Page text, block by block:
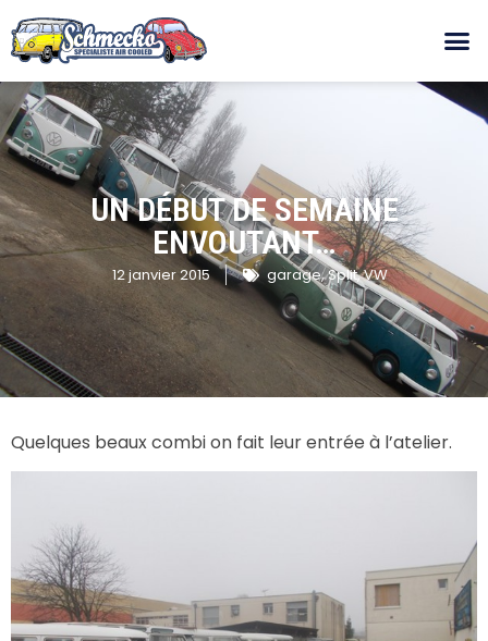
UN DÉBUT DE SEMAINE
ENVOUTANT…
12 janvier 2015 garage,Split,VW
Quelques beaux combi on fait leur entrée à l’atelier.